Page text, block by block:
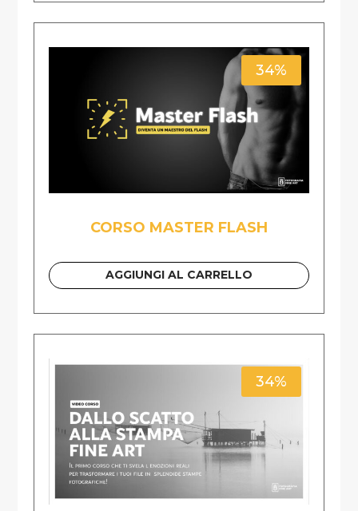
34%
CORSO MASTER FLASH
AGGIUNGI AL CARRELLO
34%